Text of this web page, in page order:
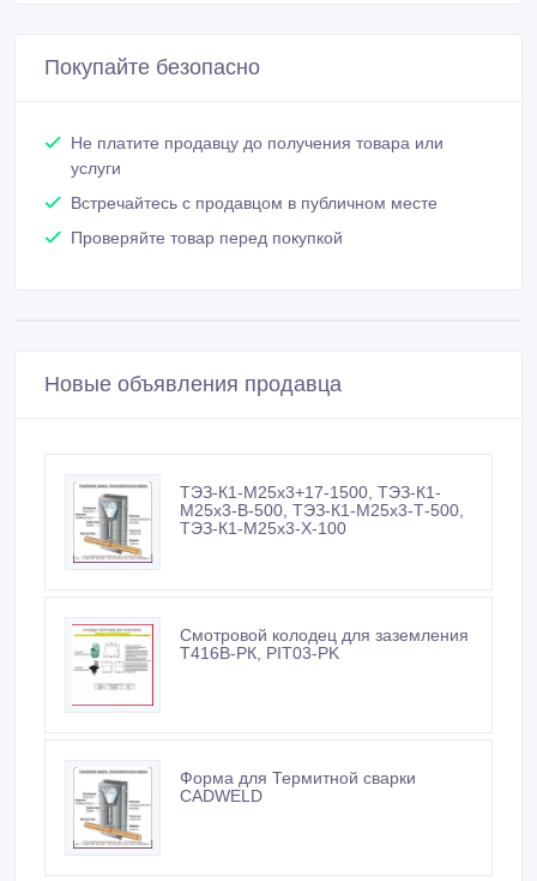
Покупайте безопасно
Не платите продавцу до получения товара или
услуги
Встречайтесь с продавцом в публичном месте
Проверяйте товар перед покупкой
Новые объявления продавца
ТЭЗ-К1-М25х3+17-1500, ТЭЗ-К1-
М25х3-В-500, ТЭЗ-К1-М25х3-Т-500,
ТЭЗ-К1-М25х3-Х-100
Смотровой колодец для заземления
T416B-РК, РIT03-РK
Форма для Термитной сварки
CADWELD